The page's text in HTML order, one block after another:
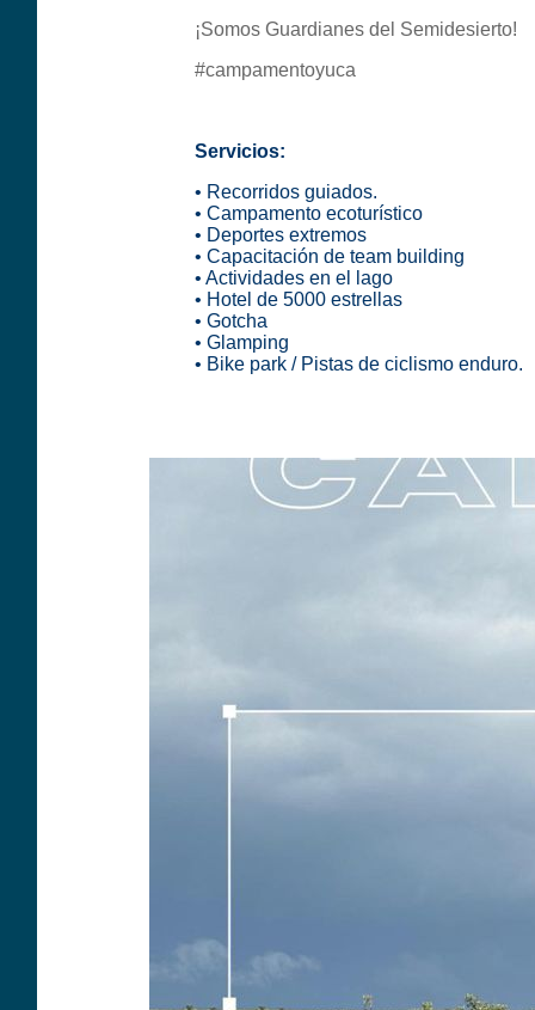
¡Somos Guardianes del Semidesierto!
#campamentoyuca
Servicios:
• Recorridos guiados.
• Campamento ecoturístico
• Deportes extremos
• Capacitación de team building
• Actividades en el lago
• Hotel de 5000 estrellas
• Gotcha
• Glamping
• Bike park / Pistas de ciclismo enduro.